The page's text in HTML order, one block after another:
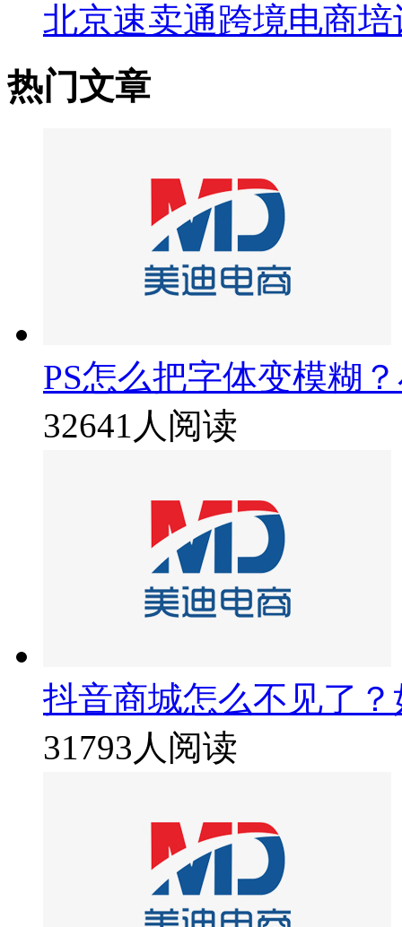
北京速卖通跨境电商培
热门文章
PS怎么把字体变模糊
32641人阅读
抖音商城怎么不见了
31793人阅读